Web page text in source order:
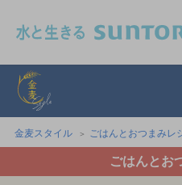
金麦スタイル ごはんとおつまみレ
ごはんとお